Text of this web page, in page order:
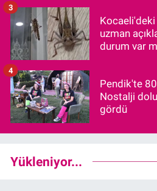
uzman
durum var
3
Pendik'te
Nostalji
gördü
4
Yükleniyor...